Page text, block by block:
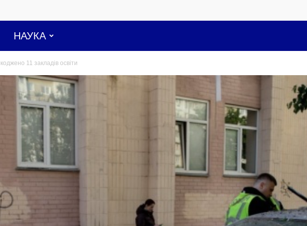
НАУКА
11 закладів освіти